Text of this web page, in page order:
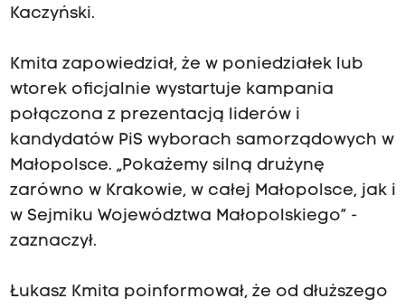
Kaczyński.
Kmita zapowiedział, że w poniedziałek lub
wtorek oficjalnie wystartuje kampania
połączona z prezentacją liderów i
kandydatów PiS wyborach samorządowych w
Małopolsce. „Pokażemy silną drużynę
zarówno w Krakowie, w całej Małopolsce, jak i
w Sejmiku Województwa Małopolskiego” -
zaznaczył.
Łukasz Kmita poinformował, że od dłuższego